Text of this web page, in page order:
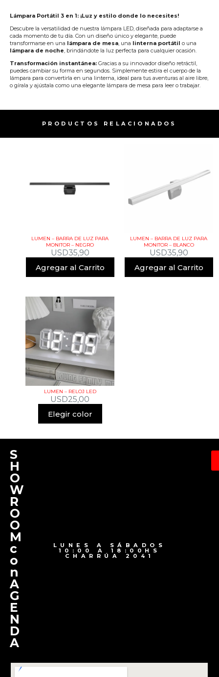
Lámpara Portátil 3 en 1: ¡Luz y estilo donde lo necesites!
Descubre la versatilidad de nuestra lámpara LED, diseñada para adaptarse a
cada momento de tu día. Con un diseño único y elegante, puede
transformarse en una lámpara de mesa, una linterna portátil o una
lámpara de noche, brindándote la luz perfecta para cualquier ocasión.
Transformación instantánea: Gracias a su innovador diseño retráctil,
puedes cambiar su forma en segundos. Simplemente estira el cuerpo de la
lámpara para convertirla en una linterna, ideal para tus aventuras al aire libre,
o gírala y ajústala como una elegante lámpara de mesa para leer o trabajar.
PRODUCTOS RELACIONADOS​
LUMEN – BARRA DE LUZ PARA
MONITOR – NEGRO
USD35,90
Agregar al Carrito
LUMEN – BARRA DE LUZ PARA
MONITOR – BLANCO
USD35,90
Agregar al Carrito
LUMEN – RELOJ LED
USD25,00
Elegir color
S
H
O
W
R
O
O
M
c
o
n
A
G
E
N
D
A
LUNES A SÁBADOS
10:00 A 18:00HS
CHARRÚA 2041